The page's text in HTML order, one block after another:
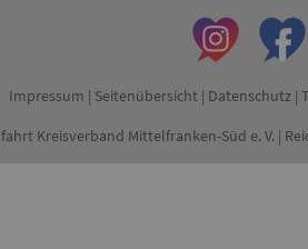
Impressum | Seitenübersicht| Datenschutz|
Kreisverband Mittelfranken-Süd e. V. |